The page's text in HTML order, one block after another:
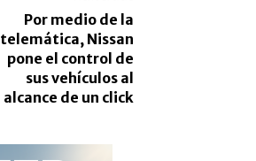
Por medio de la
telemática, Nissan
pone el control de
sus vehículos al
alcance de un click